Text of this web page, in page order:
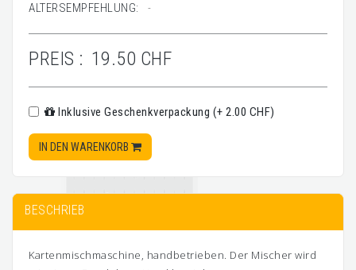
ALTERSEMPFEHLUNG:
-
PREIS : 19.50 CHF
Inklusive Geschenkverpackung (+ 2.00 CHF)
IN DEN WARENKORB
BESCHRIEB
Kartenmischmaschine, handbetrieben. Der Mischer wird